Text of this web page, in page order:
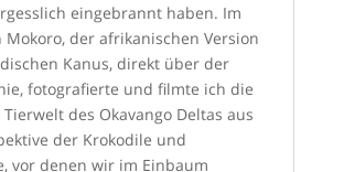
eingebrannt haben. Im
Mokoro, der afrikanischen Version
Kanus, direkt über der
fotografierte und filmte ich die
des Okavango Deltas aus
der Krokodile und
vor denen wir im Einbaum